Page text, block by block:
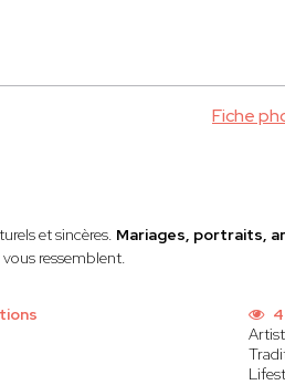
Fiche
et sincères. Mariages, portraits,
vous ressemblent.